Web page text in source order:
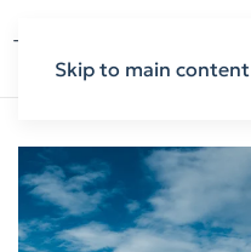
Skip to main content